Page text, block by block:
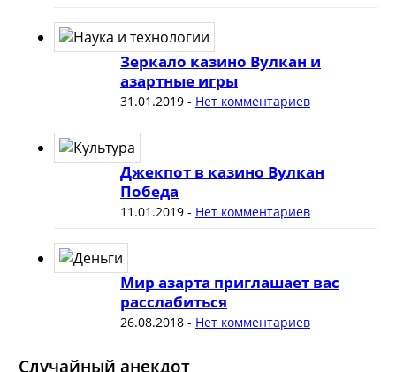
Зеркало казино Вулкан и
азартные игры
31.01.2019- Нет комментариев
Джекпот в казино Вулкан
Победа
11.01.2019- Нет комментариев
Мир азарта приглашает вас
расслабиться
26.08.2018- Нет комментариев
Случайный анекдот